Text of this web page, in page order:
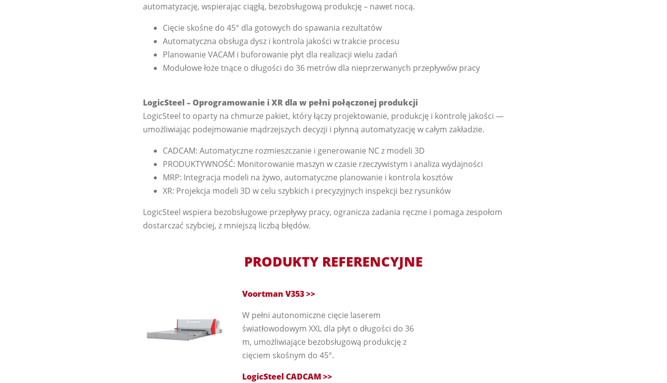
automatyzację, wspierając ciągłą, bezobsługową produkcję – nawet nocą.
Cięcie skośne do 45° dla gotowych do spawania rezultatów
Automatyczna obsługa dysz i kontrola jakości w trakcie procesu
Planowanie VACAM i buforowanie płyt dla realizacji wielu zadań
Modułowe łoże tnące o długości do 36 metrów dla nieprzerwanych przepływów pracy
LogicSteel – Oprogramowanie i XR dla w pełni połączonej produkcji
LogicSteel to oparty na chmurze pakiet, który łączy projektowanie, produkcję i kontrolę jakości —
umożliwiając podejmowanie mądrzejszych decyzji i płynną automatyzację w całym zakładzie.
CADCAM: Automatyczne rozmieszczanie i generowanie NC z modeli 3D
PRODUKTYWNOŚĆ: Monitorowanie maszyn w czasie rzeczywistym i analiza wydajności
MRP: Integracja modeli na żywo, automatyczne planowanie i kontrola kosztów
XR: Projekcja modeli 3D w celu szybkich i precyzyjnych inspekcji bez rysunków
LogicSteel wspiera bezobsługowe przepływy pracy, ogranicza zadania ręczne i pomaga zespołom
dostarczać szybciej, z mniejszą liczbą błędów.
PRODUKTY REFERENCYJNE
Voortman V353 >>
W pełni autonomiczne cięcie laserem
światłowodowym XXL dla płyt o długości do 36
m, umożliwiające bezobsługową produkcję z
cięciem skośnym do 45°.
LogicSteel CADCAM >>